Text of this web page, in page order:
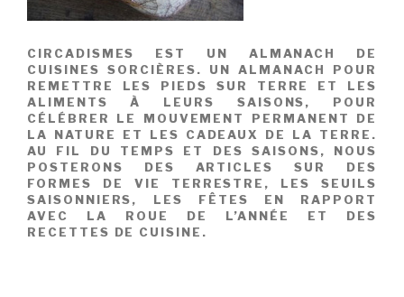
CIRCADISMES EST UN ALMANACH DE
CUISINES SORCIÈRES. UN ALMANACH POUR
REMETTRE LES PIEDS SUR TERRE ET LES
ALIMENTS À LEURS SAISONS, POUR
CÉLÉBRER LE MOUVEMENT PERMANENT DE
LA NATURE ET LES CADEAUX DE LA TERRE.
AU FIL DU TEMPS ET DES SAISONS, NOUS
POSTERONS DES ARTICLES SUR DES
FORMES DE VIE TERRESTRE, LES SEUILS
SAISONNIERS, LES FÊTES EN RAPPORT
AVEC LA ROUE DE L’ANNÉE ET DES
RECETTES DE CUISINE.